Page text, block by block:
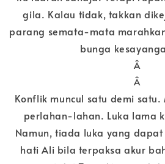
gila. Kalau tidak, takkan
parang semata-mata
bunga
Â
Â
Konflik muncul satu demi
perlahan-lahan. Luka lama
Namun, tiada luka yang
hati Ali bila terpaksa akur